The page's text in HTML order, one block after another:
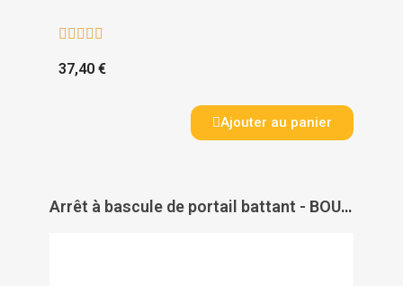
    
37,40 €
Ajouter au panier
Arrêt à bascule de portail battant - BOURG INDUSTRIES